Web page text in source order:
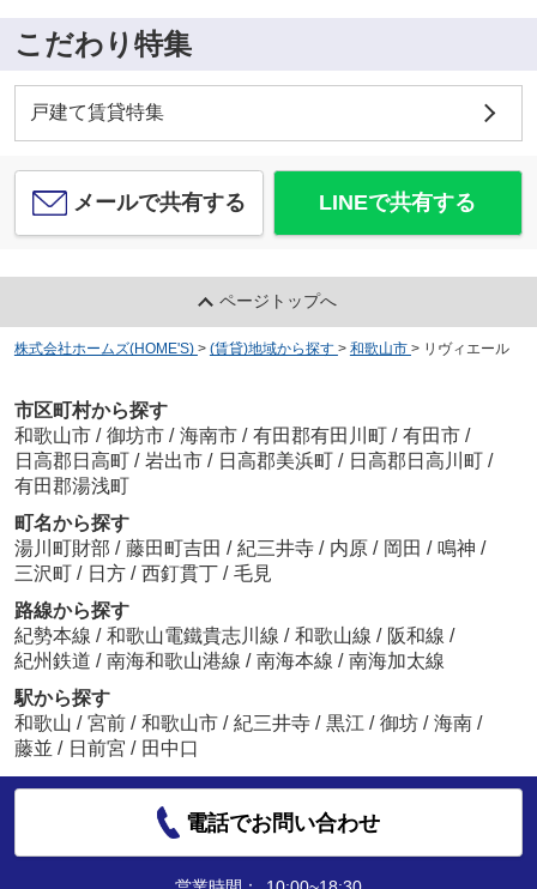
こだわり特集
戸建て賃貸特集
メールで共有する LINEで共有する
ページトップへ
株式会社ホームズ(HOME'S) > (賃貸)地域から探す > 和歌山市 > リヴィエール
市区町村から探す
和歌山市 / 御坊市 / 海南市 / 有田郡有田川町 / 有田市 /
日高郡日高町 / 岩出市 / 日高郡美浜町 / 日高郡日高川町 /
有田郡湯浅町
町名から探す
湯川町財部 / 藤田町吉田 / 紀三井寺 / 内原 / 岡田 / 鳴神 /
三沢町 / 日方 / 西釘貫丁 / 毛見
路線から探す
紀勢本線 / 和歌山電鐵貴志川線 / 和歌山線 / 阪和線 /
紀州鉄道 / 南海和歌山港線 / 南海本線 / 南海加太線
駅から探す
和歌山 / 宮前 / 和歌山市 / 紀三井寺 / 黒江 / 御坊 / 海南 /
藤並 / 日前宮 / 田中口
電話でお問い合わせ